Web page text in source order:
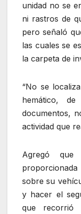
unidad no se
ni rastros de
pero señaló
las cuales se
la carpeta de
“No se
hemático,
documentos,
actividad que
Agregó
proporcionada
sobre su
y hacer el
que recorrió